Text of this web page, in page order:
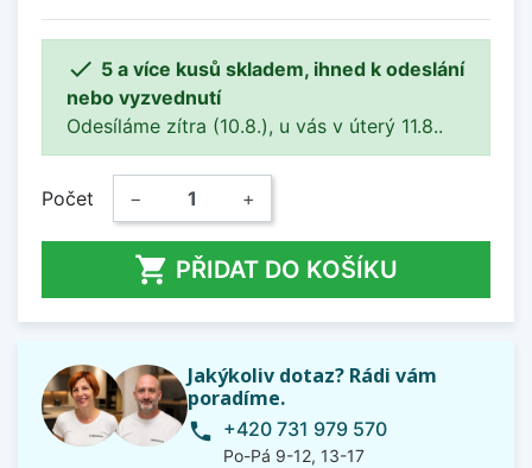
 5 a více kusů skladem, ihned k odeslání
nebo vyzvednutí
Odesíláme zítra (10.8.), u vás v úterý 11.8..
Počet − +
 PŘIDAT DO KOŠÍKU
Jakýkoliv dotaz? Rádi vám
poradíme.
phone +420 731 979 570
Po-Pá 9-12, 13-17